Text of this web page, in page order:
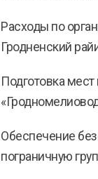
Расходы по
Гродненский
Подготовка
Обеспечение
пограничную